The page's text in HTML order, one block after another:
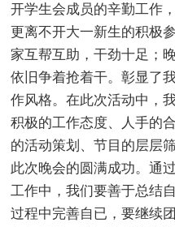
开学生会成员的辛勤工作
更离不开大一新生的积极
家互帮互助，干劲十足；
依旧争着抢着干。彰显了
作风格。在此次活动中，
积极的工作态度、人手的
的活动策划、节目的层层
此次晚会的圆满成功。通
工作中，我们要善于总结
过程中完善自已，要继续